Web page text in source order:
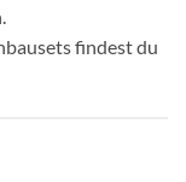
findest du